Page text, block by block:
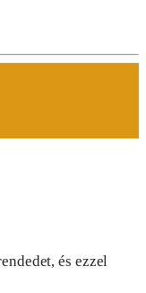
és ezzel